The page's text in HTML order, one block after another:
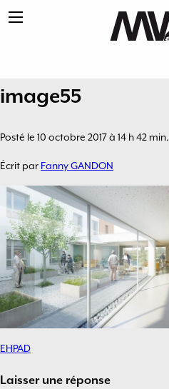
image55
Posté le 10 octobre 2017 à 14 h 42 min.
Écrit par Fanny GANDON
Navigation
de
EHPAD
Laisser une réponse